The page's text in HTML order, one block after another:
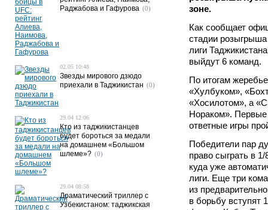
зоне.
Как сообщает
стадии
лиги
выйдут 6 команд.
По итогам
«Хулбуком»,
«Хосилотом», а
Нораком». Первые
ответные игры
Победители пар
право сыграть в
куда уже
лиги. Еще три
из
в борьбу вступят
Раджабова и Гафурова (0)
02.05 10:48
Звезды мирового дзюдо
приехали в Таджикистан (0)
29.04 12:06
Кто из таджикистанцев
будет бороться за медали
на домашнем «Большом
шлеме»? (0)
29.04 08:58
Драматический триллер с
Узбекистаном: таджикская